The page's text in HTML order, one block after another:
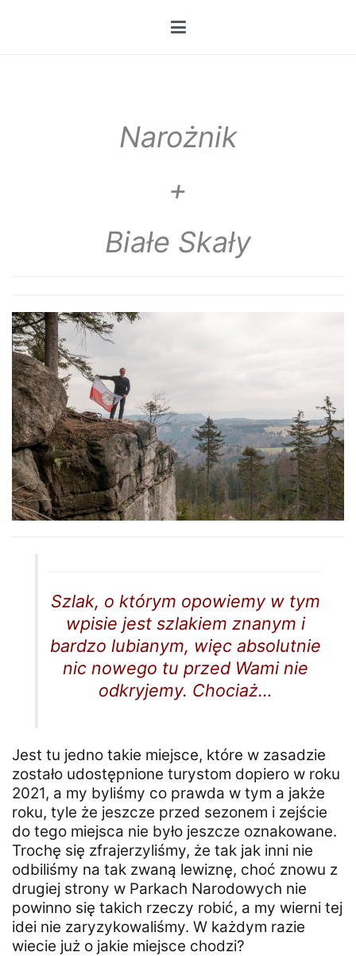
Narożnik
+
Białe Skały
Szlak, o którym opowiemy w tym
wpisie jest szlakiem znanym i
bardzo lubianym, więc absolutnie
nic nowego tu przed Wami nie
odkryjemy. Chociaż…
Jest tu jedno takie miejsce, które w zasadzie
zostało udostępnione turystom dopiero w roku
2021, a my byliśmy co prawda w tym a jakże
roku, tyle że jeszcze przed sezonem i zejście
do tego miejsca nie było jeszcze oznakowane.
Trochę się zfrajerzyliśmy, że tak jak inni nie
odbiliśmy na tak zwaną lewiznę, choć znowu z
drugiej strony w Parkach Narodowych nie
powinno się takich rzeczy robić, a my wierni tej
idei nie zaryzykowaliśmy. W każdym razie
wiecie już o jakie miejsce chodzi?